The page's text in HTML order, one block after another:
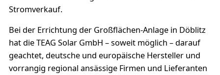
Stromverkauf.
Bei der Errichtung der Großflächen-Anlage in Döblitz
hat die TEAG Solar GmbH – soweit möglich – darauf
geachtet, deutsche und europäische Hersteller und
vorrangig regional ansässige Firmen und Lieferanten